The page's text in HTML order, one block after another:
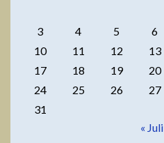
3
4 5 6
10
11 12 13
17
18 19 20
24
25 26 27
31
« Juli